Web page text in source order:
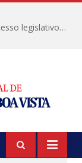
Câmara Municipal informa calendário de recesso legislativo de julho